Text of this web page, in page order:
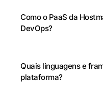
Como o PaaS da
DevOps?
Quais linguagens e
plataforma?